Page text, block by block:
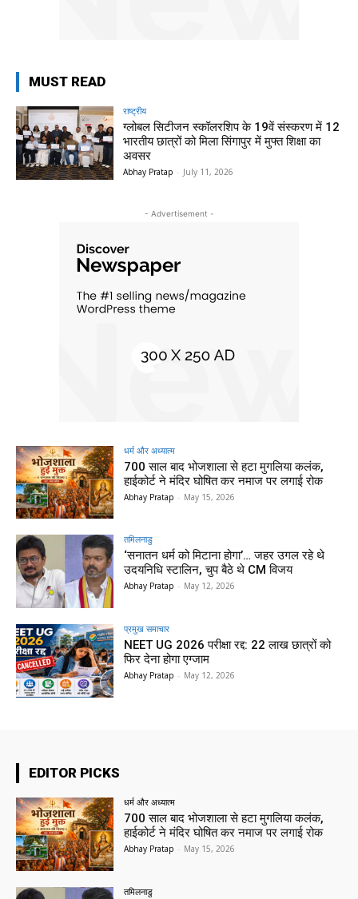
MUST READ
राष्ट्रीय
ग्लोबल सिटीजन स्कॉलरशिप के 19वें संस्करण में 12
भारतीय छात्रों को मिला सिंगापुर में मुफ्त शिक्षा का
अवसर
Abhay Pratap - July 11, 2026
- Advertisement -
धर्म और अध्यात्म
700 साल बाद भोजशाला से हटा मुगलिया कलंक,
हाईकोर्ट ने मंदिर घोषित कर नमाज पर लगाई रोक
Abhay Pratap - May 15, 2026
तमिलनाडु
‘सनातन धर्म को मिटाना होगा’… जहर उगल रहे थे
उदयनिधि स्टालिन, चुप बैठे थे CM विजय
Abhay Pratap - May 12, 2026
प्रमुख समाचार‎
NEET UG 2026 परीक्षा रद्द: 22 लाख छात्रों को
फिर देना होगा एग्जाम
Abhay Pratap - May 12, 2026
EDITOR PICKS
धर्म और अध्यात्म
700 साल बाद भोजशाला से हटा मुगलिया कलंक,
हाईकोर्ट ने मंदिर घोषित कर नमाज पर लगाई रोक
Abhay Pratap - May 15, 2026
तमिलनाडु